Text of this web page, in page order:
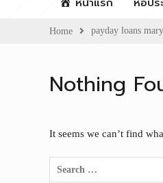
Home payday loans
Nothing
It seems we can’t find
Search
for: